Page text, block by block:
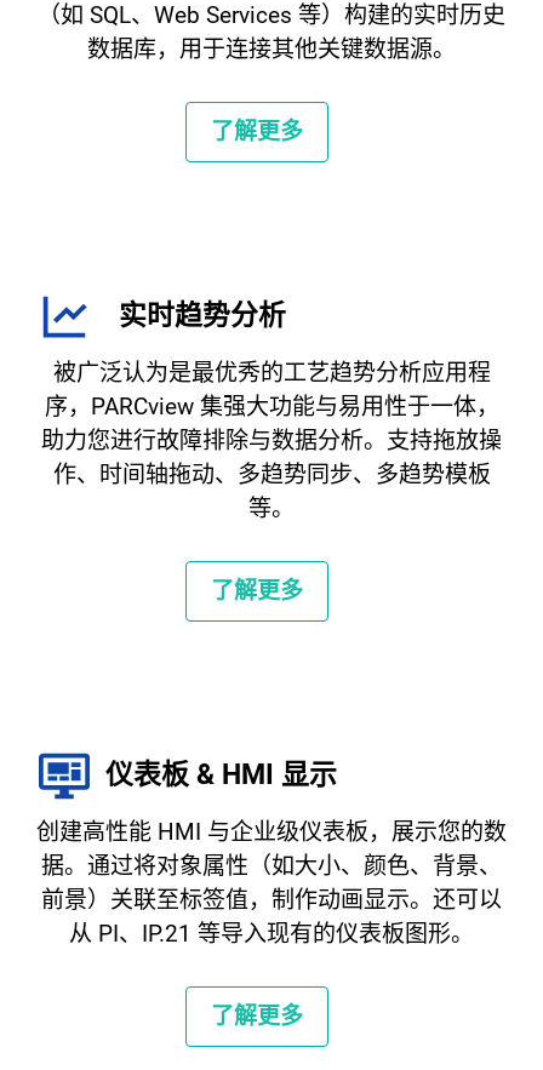
（如 SQL、Web Services 等）构建的实时历史
数据库，用于连接其他关键数据源。
了解更多
实时趋势分析
被广泛认为是最优秀的工艺趋势分析应用程
序，PARCview 集强大功能与易用性于一体，
助力您进行故障排除与数据分析。支持拖放操
作、时间轴拖动、多趋势同步、多趋势模板
等。
了解更多
仪表板 & HMI 显示
创建高性能 HMI 与企业级仪表板，展示您的数
据。通过将对象属性（如大小、颜色、背景、
前景）关联至标签值，制作动画显示。还可以
从 PI、IP.21 等导入现有的仪表板图形。
了解更多